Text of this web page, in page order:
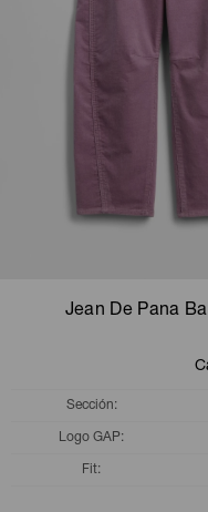
Jean De Pana
Sección
Logo GAP
Fit
Vestidos y polleras
Calzas
Ropa interior
Pijamas